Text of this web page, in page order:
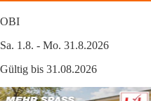
OBI
Sa. 1.8. - Mo. 31.8.2026
Gültig bis 31.08.2026